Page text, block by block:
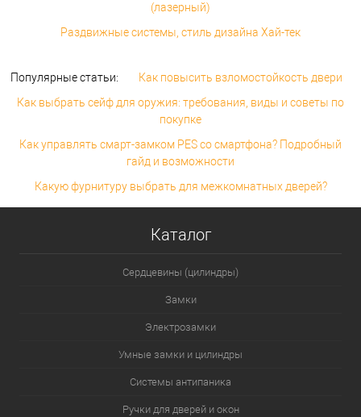
(лазерный)
Раздвижные системы, стиль дизайна Хай-тек
Популярные статьи:
Как повысить взломостойкость двери
Как выбрать сейф для оружия: требования, виды и советы по
покупке
Как управлять смарт-замком PES со смартфона? Подробный
гайд и возможности
Какую фурнитуру выбрать для межкомнатных дверей?
Каталог
Сердцевины (цилиндры)
Замки
Электрозамки
Умные замки и цилиндры
Системы антипаника
Ручки для дверей и окон